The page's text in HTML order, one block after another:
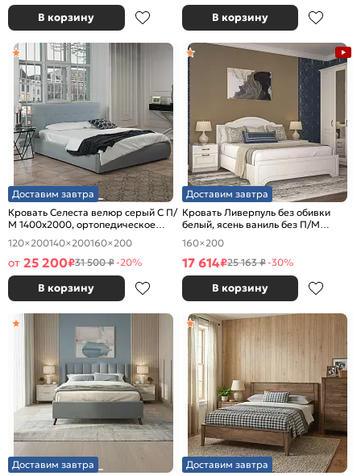
В корзину В корзину
Доставим завтра
Кровать Селеста велюр серый С П/
М 1400x2000, ортопедическое
основание, изголовье мягкое
120×200140×200160×200
от 25 200₽31 500 ₽-20%
В корзину
Доставим завтра
Кровать Ливерпуль без обивки
белый, ясень ваниль без П/М
1600x2000, изголовье жесткое
160×200
17 614₽25 163 ₽-30%
В корзину
Доставим завтра
Доставим завтра